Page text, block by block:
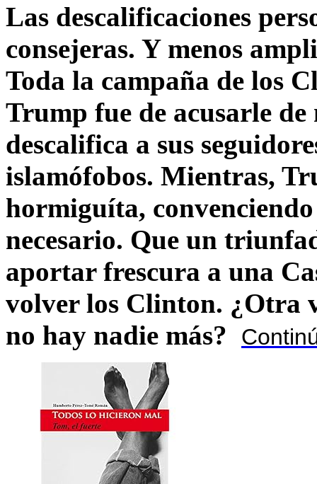
Las descalificaciones
consejeras. Y menos
Toda la campaña de los
Trump fue de acusarle
descalifica a sus
islamófobos. Mientras,
hormiguíta,
necesario. Que un
aportar frescura a una
volver los Clinton. ¿Otra
no hay nadie más?